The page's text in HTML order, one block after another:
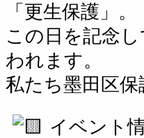
「更生保護」。
この日を記念
われます。
私たち墨田区
イベント